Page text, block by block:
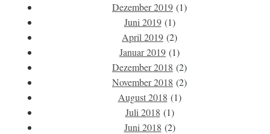
Dezember 2019 (1)
Juni 2019(1)
April 2019 (2)
Januar 2019 (1)
Dezember 2018 (2)
November 2018 (2)
August 2018 (1)
Juli 2018 (1)
Juni 2018 (2)